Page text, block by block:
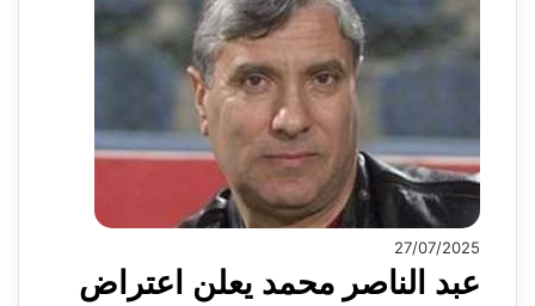
27/07/2025
عبد الناصر محمد يعلن اعتراض